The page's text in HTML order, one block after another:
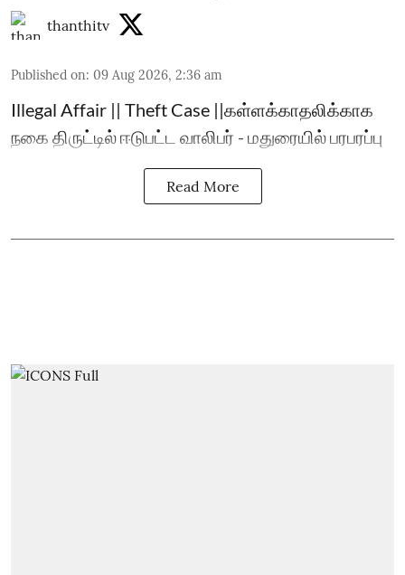
thanthitv
Published on: 09 Aug 2026, 2:36 am
Illegal Affair || Theft Case ||கள்ளக்காதலிக்காக
நகை திருட்டில் ஈடுபட்ட வாலிபர் - மதுரையில் பரபரப்பு
Read More